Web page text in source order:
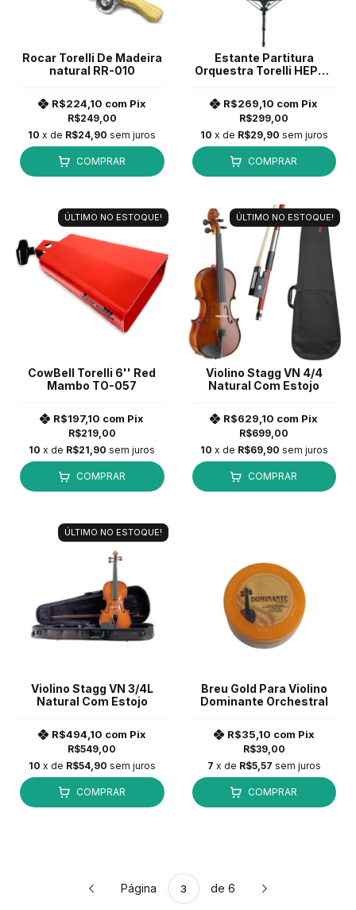
Rocar Torelli De Madeira
natural RR-010
R$249,00
R$224,10 com Pix
10 x de R$24,90 sem juros
COMPRAR
Estante Partitura
Orquestra Torelli HEP30
R$299,00
R$269,10 com Pix
10 x de R$29,90 sem juros
COMPRAR
ÚLTIMO NO ESTOQUE!
CowBell Torelli 6'' Red
Mambo TO-057
R$219,00
R$197,10 com Pix
10 x de R$21,90 sem juros
COMPRAR
ÚLTIMO NO ESTOQUE!
Violino Stagg VN 4/4
Natural Com Estojo
R$699,00
R$629,10 com Pix
10 x de R$69,90 sem juros
COMPRAR
ÚLTIMO NO ESTOQUE!
Violino Stagg VN 3/4L
Natural Com Estojo
R$549,00
R$494,10 com Pix
10 x de R$54,90 sem juros
COMPRAR
Breu Gold Para Violino
Dominante Orchestral
R$39,00
R$35,10 com Pix
7 x de R$5,57 sem juros
COMPRAR
Página de 6